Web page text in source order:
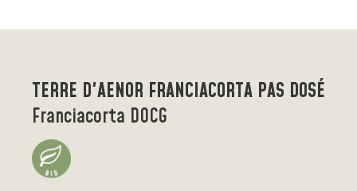
TERRE D'AENOR FRANCIACORTA PAS DOSÉ
Franciacorta DOCG